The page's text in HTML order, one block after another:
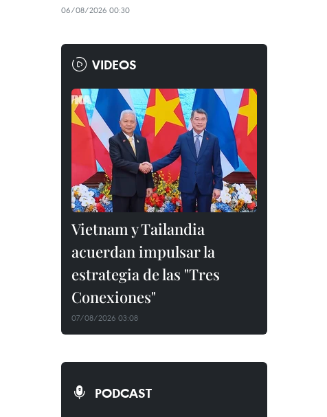
06/08/2026 00:30
VIDEOS
Vietnam y Tailandia
acuerdan impulsar la
estrategia de las "Tres
Conexiones"
07/08/2026 03:08
PODCAST